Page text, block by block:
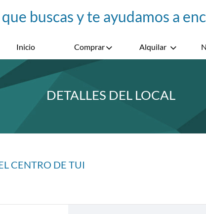
Inicio
Comprar Alquilar
DETALLES DEL LOCAL
CENTRO DE TUI